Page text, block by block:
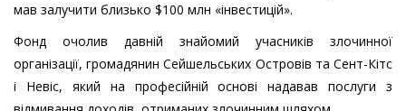
мав залучити близько $100 млн «інвестицій».
Фонд очолив давній знайомий учасників злочинної
організації, громадянин Сейшельських Островів та Сент-Кітс
і Невіс, який на професійній основі надавав послуги з